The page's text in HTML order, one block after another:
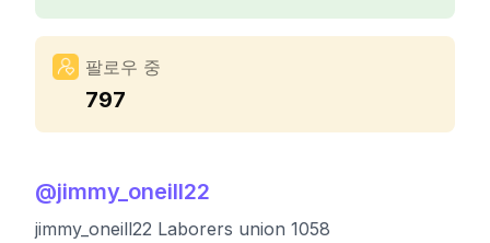
팔로우 중
797
@jimmy_oneill22
jimmy_oneill22 Laborers union 1058